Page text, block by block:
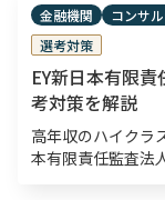
金融機関 コンサ
選考対策
EY新日本有限
考対策を解説
高年収のハイクラ
本有限責任監査法